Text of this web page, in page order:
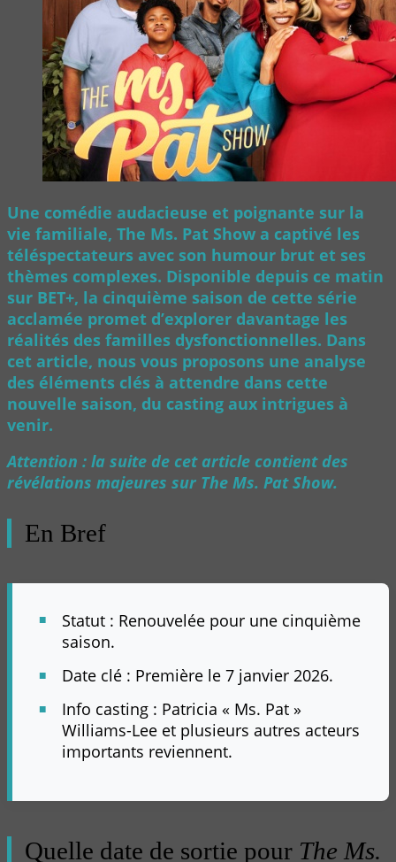
Une comédie audacieuse et poignante sur la
vie familiale, The Ms. Pat Show a captivé les
téléspectateurs avec son humour brut et ses
thèmes complexes. Disponible depuis ce matin
sur BET+, la cinquième saison de cette série
acclamée promet d’explorer davantage les
réalités des familles dysfonctionnelles. Dans
cet article, nous vous proposons une analyse
des éléments clés à attendre dans cette
nouvelle saison, du casting aux intrigues à
venir.
Attention : la suite de cet article contient des
révélations majeures sur The Ms. Pat Show.
En Bref
Statut : Renouvelée pour une cinquième
saison.
Date clé : Première le 7 janvier 2026.
Info casting : Patricia « Ms. Pat »
Williams-Lee et plusieurs autres acteurs
importants reviennent.
Quelle date de sortie pour The Ms.